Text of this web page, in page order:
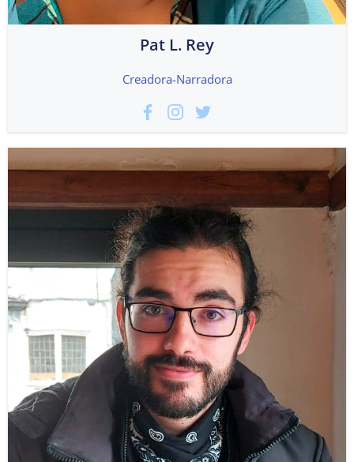
Pat L. Rey
Creadora-Narradora